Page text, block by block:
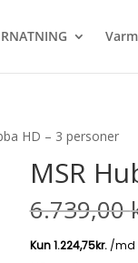
HD – 3 personer
MSR
6.739,00